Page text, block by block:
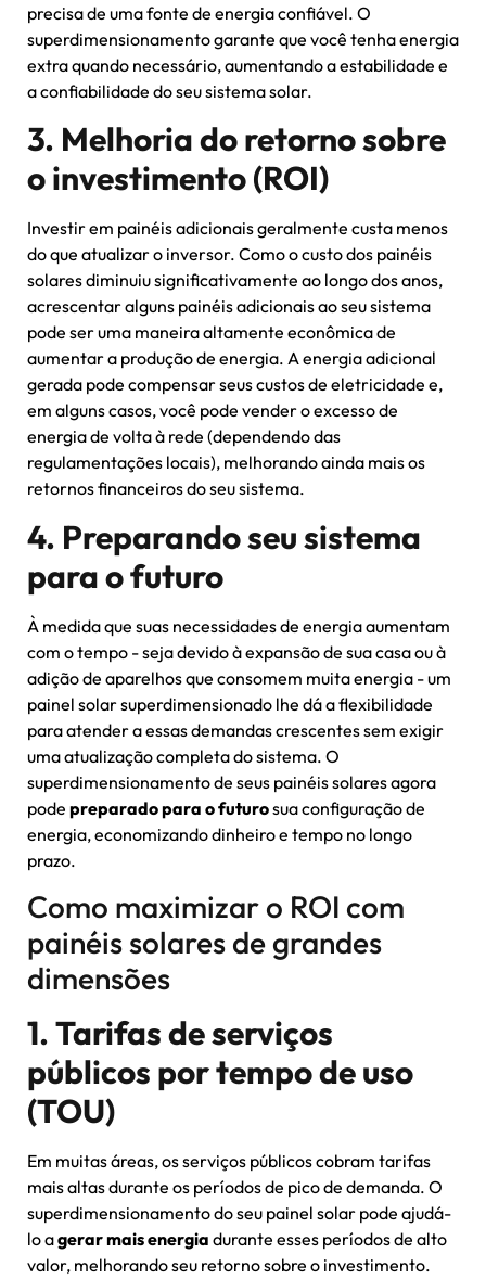
precisa de uma fonte de energia confiável. O
superdimensionamento garante que você tenha energia
extra quando necessário, aumentando a estabilidade e
a confiabilidade do seu sistema solar.
3. Melhoria do retorno sobre
o investimento (ROI)
Investir em painéis adicionais geralmente custa menos
do que atualizar o inversor. Como o custo dos painéis
solares diminuiu significativamente ao longo dos anos,
acrescentar alguns painéis adicionais ao seu sistema
pode ser uma maneira altamente econômica de
aumentar a produção de energia. A energia adicional
gerada pode compensar seus custos de eletricidade e,
em alguns casos, você pode vender o excesso de
energia de volta à rede (dependendo das
regulamentações locais), melhorando ainda mais os
retornos financeiros do seu sistema.
4. Preparando seu sistema
para o futuro
À medida que suas necessidades de energia aumentam
com o tempo - seja devido à expansão de sua casa ou à
adição de aparelhos que consomem muita energia - um
painel solar superdimensionado lhe dá a flexibilidade
para atender a essas demandas crescentes sem exigir
uma atualização completa do sistema. O
superdimensionamento de seus painéis solares agora
pode preparado para o futurosua configuração de
energia, economizando dinheiro e tempo no longo
prazo.
Como maximizar o ROI com
painéis solares de grandes
dimensões
1. Tarifas de serviços
públicos por tempo de uso
(TOU)
Em muitas áreas, os serviços públicos cobram tarifas
mais altas durante os períodos de pico de demanda. O
superdimensionamento do seu painel solar pode ajudá-
lo agerar mais energia durante esses períodos de alto
valor, melhorando seu retorno sobre o investimento.